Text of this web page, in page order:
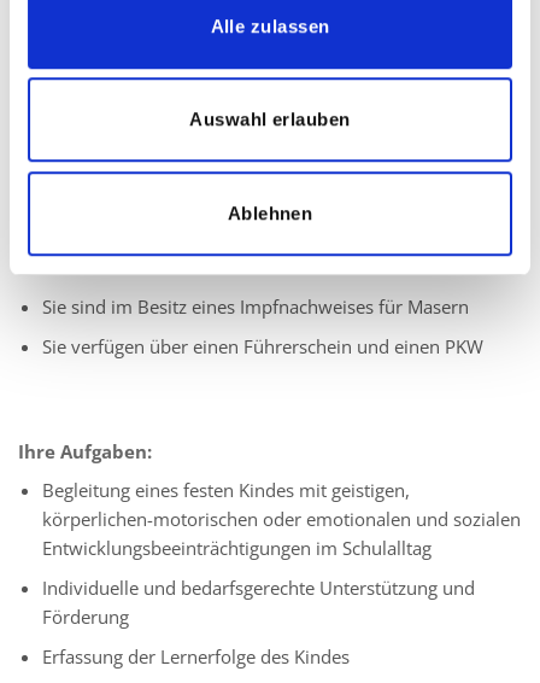
Alle zulassen
Auswahl erlauben
Ablehnen
vergleichbare Ausbildung
mit besonderen Bedürfnissen
Ausgeprägtes Verantwortungsbewusstsein und
Sie sind im Besitz eines Impfnachweises für Masern
Sie verfügen über einen Führerschein und einen PKW
Ihre Aufgaben:
Begleitung eines festen Kindes mit geistigen,
körperlichen-motorischen oder emotionalen und sozialen
Entwicklungsbeeinträchtigungen im Schulalltag
Individuelle und bedarfsgerechte Unterstützung und
Förderung
Erfassung der Lernerfolge des Kindes